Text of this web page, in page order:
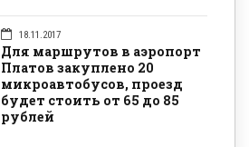
18.11.2017
Для маршрутов в аэропорт
Платов закуплено 20
микроавтобусов, проезд
будет стоить от 65 до 85
рублей